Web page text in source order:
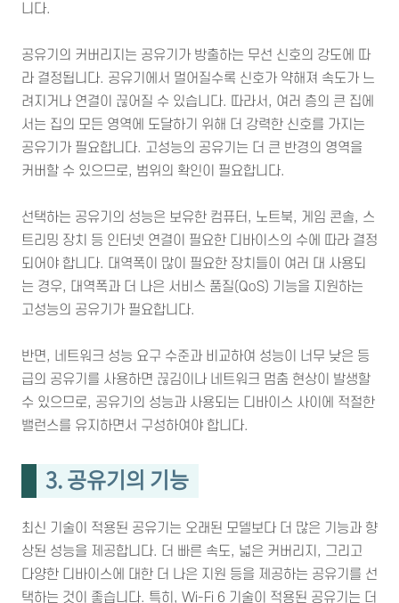
니다.
공유기의 커버리지는 공유기가 방출하는 무선 신호의 강도에 따
라 결정됩니다. 공유기에서 멀어질수록 신호가 약해져 속도가 느
려지거나 연결이 끊어질 수 있습니다. 따라서, 여러 층의 큰 집에
서는 집의 모든 영역에 도달하기 위해 더 강력한 신호를 가지는
공유기가 필요합니다. 고성능의 공유기는 더 큰 반경의 영역을
커버할 수 있으므로, 범위의 확인이 필요합니다.
선택하는 공유기의 성능은 보유한 컴퓨터, 노트북, 게임 콘솔, 스
트리밍 장치 등 인터넷 연결이 필요한 디바이스의 수에 따라 결정
되어야 합니다. 대역폭이 많이 필요한 장치들이 여러 대 사용되
는 경우, 대역폭과 더 나은 서비스 품질(QoS) 기능을 지원하는
고성능의 공유기가 필요합니다.
반면, 네트워크 성능 요구 수준과 비교하여 성능이 너무 낮은 등
급의 공유기를 사용하면 끊김이나 네트워크 멈춤 현상이 발생할
수 있으므로, 공유기의 성능과 사용되는 디바이스 사이에 적절한
밸런스를 유지하면서 구성하여야 합니다.
3. 공유기의 기능
최신 기술이 적용된 공유기는 오래된 모델보다 더 많은 기능과 향
상된 성능을 제공합니다. 더 빠른 속도, 넓은 커버리지, 그리고
다양한 디바이스에 대한 더 나은 지원 등을 제공하는 공유기를 선
택하는 것이 좋습니다. 특히, Wi-Fi 6 기술이 적용된 공유기는 더